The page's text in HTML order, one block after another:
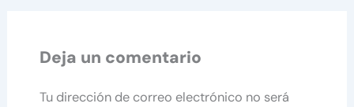
Deja un comentario
Tu dirección de correo electrónico no será